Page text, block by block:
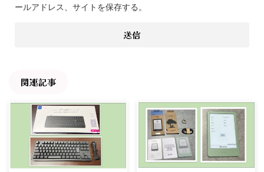
ールアドレス、サイトを保存する。
関連記事